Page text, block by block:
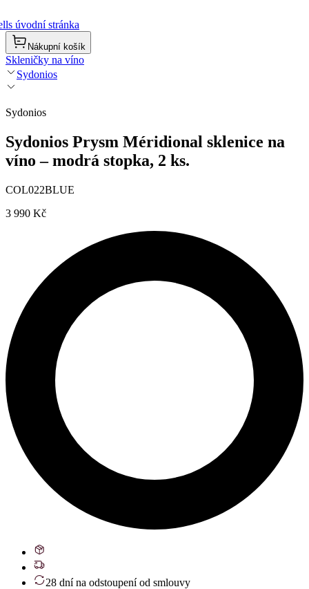
úvodní stránka
Nákupní košík
Skleničky na víno
Sydonios
Sydonios
Sydonios Prysm Méridional sklenice na
víno – modrá stopka, 2 ks.
COL022BLUE
3 990 Kč
28 dní na odstoupení od smlouvy